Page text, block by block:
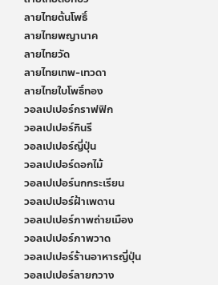
ลายไทยต้นโพธิ์
ลายไทยพญานาค
ลายไทยวัด
ลายไทยเทพ-เทวดา
ลายไทยใบโพธิ์ทอง
วอลเปเปอร์กราฟฟิก
วอลเปเปอร์กินรี
วอลเปเปอร์ญี่ปุ่น
วอลเปเปอร์ดอกไม้
วอลเปเปอร์นกกระเรียน
วอลเปเปอร์ฝ้าเพดาน
วอลเปเปอร์ภาพถ่ายเมือง
วอลเปเปอร์ภาพวาด
วอลเปเปอร์ร้านอาหารญี่ปุ่น
วอลเปเปอร์ลายกวาง